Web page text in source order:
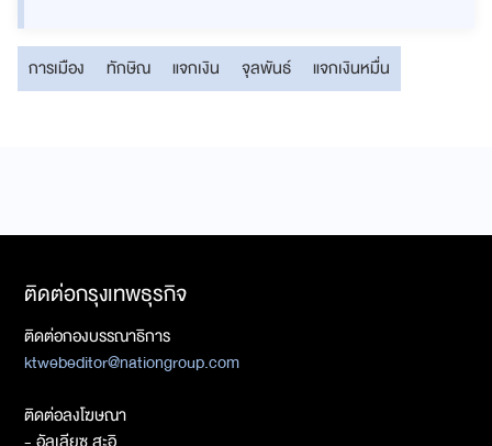
การเมือง ทักษิณ แจกเงิน จุลพันธ์ แจกเงินหมื่น
ติดต่อกรุงเทพธุรกิจ
ติดต่อกองบรรณาธิการ
ktwebeditor@nationgroup.com
ติดต่อลงโฆษณา